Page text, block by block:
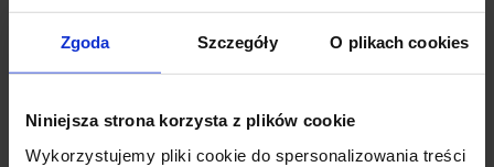
Zgoda Szczegóły O plikach cookies
Niniejsza strona korzysta z plików cookie
Wykorzystujemy pliki cookie do spersonalizowania treści
Zapytaj o produkt